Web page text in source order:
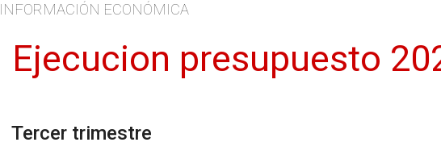
INFORMACIÓN ECONÓMICA
Ejecucion presupuesto
Tercer trimestre